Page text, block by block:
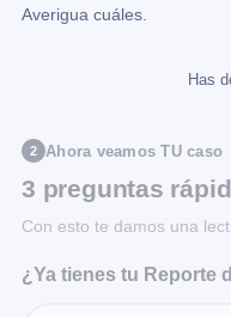
Averigua cuáles.
Has
2 Ahora veamos TU caso
3 preguntas
Con esto te damos una
¿Ya tienes tu Reporte